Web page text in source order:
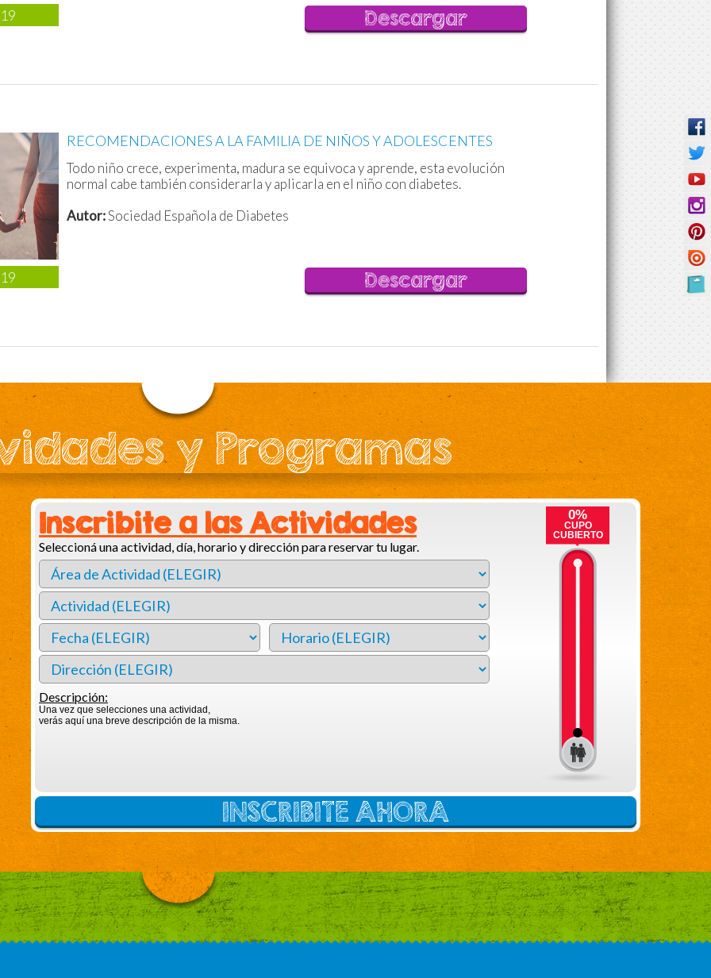
Descargar
RECOMENDACIONES A LA FAMILIA DE NIÑOS Y ADOLESCENTES
Todo niño crece, experimenta, madura se equivoca y aprende, esta evolución
normal cabe también considerarla y aplicarla en el niño con diabetes.
Autor:Sociedad Española de Diabetes
Descargar
y Programas
Inscribite a las Actividades
Seleccioná una actividad, día, horario y dirección para reservar tu lugar.
Descripción:
Una vez que selecciones una actividad,
verás aquí una breve descripción de la misma.
0%
CUPO
CUBIERTO
INSCRIBITE AHORA